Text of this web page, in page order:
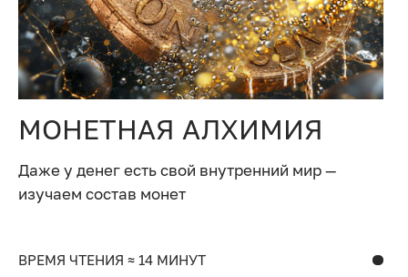
МОНЕТНАЯ АЛХИМИЯ
Даже у денег есть свой внутренний мир —
изучаем состав монет
ВРЕМЯ ЧТЕНИЯ ≈ 14 МИНУТ